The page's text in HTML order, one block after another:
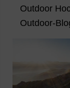
Outdoor
Outdoor-